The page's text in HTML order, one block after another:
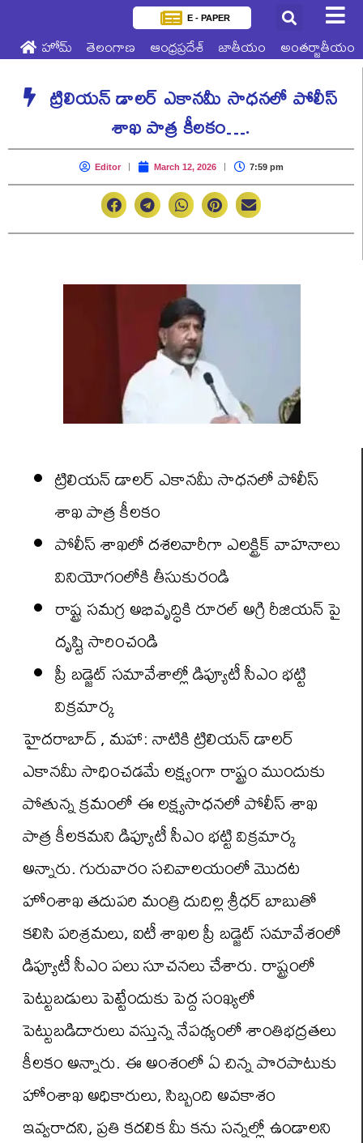
E - PAPER
హోమ్ తెలంగాణ ఆంధ్రప్రదేశ్ జాతీయం అంతర్జాతీయం
ట్రిలియన్ డాలర్ ఎకానమీ సాధనలో పోలీస్
శాఖ పాత్ర కీలకం….
Editor March 12, 2026 7:59 pm
ట్రిలియన్ డాలర్ ఎకానమీ సాధనలో పోలీస్
శాఖ పాత్ర కీలకం
పోలీస్ శాఖలో దశలవారీగా ఎలక్ట్రిక్ వాహనాలు
వినియోగంలోకి తీసుకురండి
రాష్ట్ర సమగ్ర అభివృద్ధికి రూరల్ అగ్రి రీజియన్ పై
దృష్టి సారించండి
ప్రీ బడ్జెట్ సమావేశాల్లో డిప్యూటీ సీఎం భట్టి
విక్రమార్క
హైదరాబాద్ , మహా: నాటికి ట్రిలియన్ డాలర్
ఎకానమీ సాధించడమే లక్ష్యంగా రాష్ట్రం ముందుకు
పోతున్న క్రమంలో ఈ లక్ష్యసాధనలో పోలీస్ శాఖ
పాత్ర కీలకమని డిప్యూటీ సీఎం భట్టి విక్రమార్క
అన్నారు. గురువారం సచివాలయంలో మొదట
హోంశాఖ తదుపరి మంత్రి దుదిల్ల శ్రీధర్ బాబుతో
కలిసి పరిశ్రమలు, ఐటీ శాఖల ప్రీ బడ్జెట్ సమావేశంలో
డిప్యూటీ సీఎం పలు సూచనలు చేశారు. రాష్ట్రంలో
పెట్టుబడులు పెట్టేందుకు పెద్ద సంఖ్యలో
పెట్టుబడిదారులు వస్తున్న నేపథ్యంలో శాంతిభద్రతలు
కీలకం అన్నారు. ఈ అంశంలో ఏ చిన్న పొరపాటుకు
హోంశాఖ అధికారులు, సిబ్బంది అవకాశం
ఇవ్వరాదని, ప్రతి కదలిక మీ కను సన్నల్లో ఉండాలని